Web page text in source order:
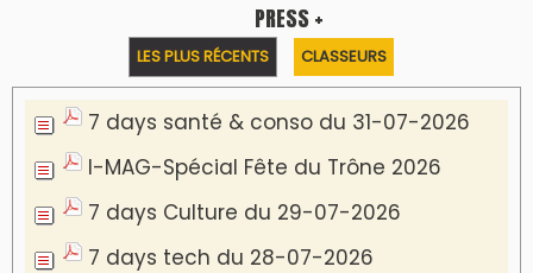
PRESS +
LES PLUS RÉCENTS CLASSEURS
7 days santé & conso du 31-07-2026
I-MAG-Spécial Fête du Trône 2026
7 days Culture du 29-07-2026
7 days tech du 28-07-2026